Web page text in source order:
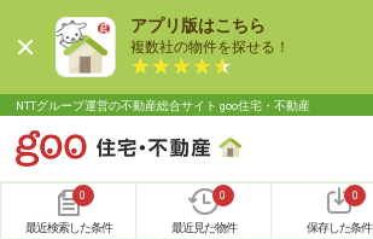
アプリ版はこちら
複数社の物件を探せる！
NTTグループ運営の不動産総合サイト goo住宅・不動産
0
最近検索した条件
0
最近見た物件
0
保存した条件